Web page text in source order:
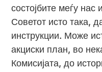
состојбите меѓу
Советот исто така,
инструкции. Може
акциски план, во
Комисијата, до